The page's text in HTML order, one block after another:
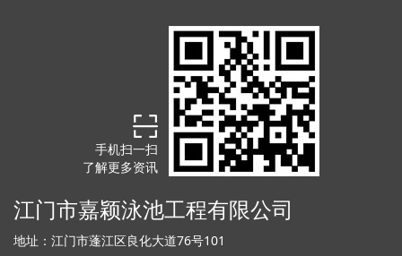
江门市嘉颖泳池工程有限公司
地址：江门市蓬江区良化大道76号101
手机扫一扫
了解更多资讯